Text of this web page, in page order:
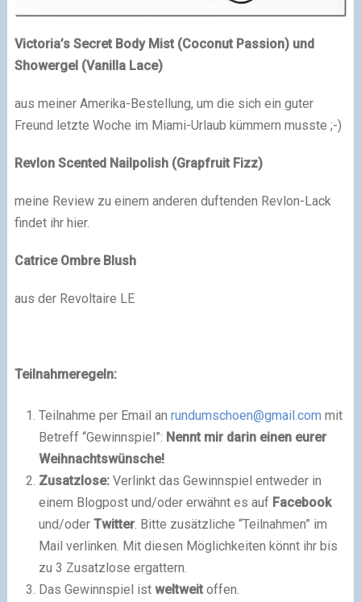
Victoria’s Secret Body Mist (Coconut Passion) und
Showergel (Vanilla Lace)
aus meiner Amerika-Bestellung, um die sich ein guter
Freund letzte Woche im Miami-Urlaub kümmern musste ;-)
RevlonScented Nailpolish (Grapfruit Fizz)
meine Review zu einem anderen duftenden Revlon-Lack
findet ihr hier.
Catrice Ombre Blush
aus der Revoltaire LE
Teilnahmeregeln:
Teilnahme per Email an rundumschoen@gmail.com mit
Betreff “Gewinnspiel”: Nennt mir darin einen eurer
Weihnachtswünsche!
Zusatzlose:Verlinkt das Gewinnspiel entweder in
einem Blogpost und/oder erwähnt es auf Facebook
und/oder Twitter. Bitte zusätzliche “Teilnahmen” im
Mail verlinken. Mit diesen Möglichkeiten könnt ihr bis
zu 3 Zusatzlose ergattern.
Das Gewinnspiel ist weltweit offen.